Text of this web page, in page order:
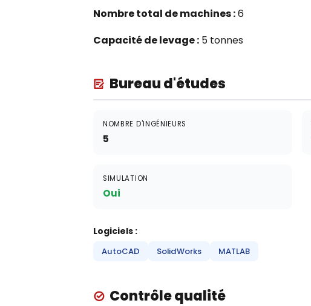
Nombre total de machines :6
Capacité de levage : 5 tonnes
Bureau d'études
NOMBRE D'INGÉNIEURS
5
SIMULATION
Oui
Logiciels :
AutoCAD SolidWorks MATLAB
Contrôle qualité